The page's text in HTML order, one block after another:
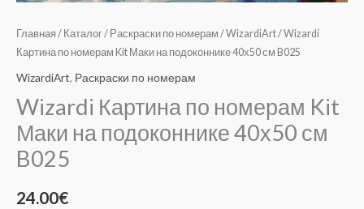
Главная / Каталог/ Раскраски по номерам /WizardiArt/ Wizardi
Картина по номерам Kit Маки на подоконнике 40х50 см B025
WizardiArt, Раскраски по номерам
Wizardi Картина по номерам Kit
Маки на подоконнике 40х50 см
B025
24.00€